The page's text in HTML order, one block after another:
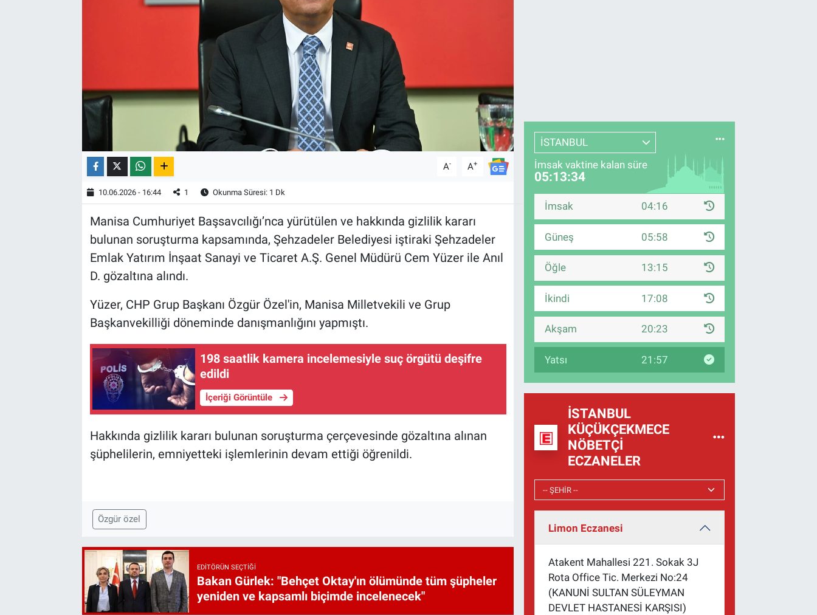
A- A+
10.06.2026 - 16:44 1 Okunma Süresi: 1 Dk
Manisa Cumhuriyet Başsavcılığı’nca yürütülen ve hakkında gizlilik kararı
bulunan soruşturma kapsamında, Şehzadeler Belediyesi iştiraki Şehzadeler
Emlak Yatırım İnşaat Sanayi ve Ticaret A.Ş. Genel Müdürü Cem Yüzer ile Anıl
D. gözaltına alındı.
Yüzer, CHP Grup Başkanı Özgür Özel'in, Manisa Milletvekili ve Grup
Başkanvekilliği döneminde danışmanlığını yapmıştı.
198 saatlik kamera incelemesiyle suç örgütü deşifre
edildi
İçeriği Görüntüle
Hakkında gizlilik kararı bulunan soruşturma çerçevesinde gözaltına alınan
şüphelilerin, emniyetteki işlemlerinin devam ettiği öğrenildi.
Özgür özel
EDITÖRÜN SEÇTIĞI
Bakan Gürlek: "Behçet Oktay'ın ölümünde tüm şüpheler
yeniden ve kapsamlı biçimde incelenecek"
İSTANBUL
İmsak vaktine kalan süre
05:13:33
İmsak 04:16
Güneş 05:58
Öğle 13:15
İkindi 17:08
Akşam 20:23
Yatsı 21:57
İSTANBUL
KÜÇÜKÇEKMECE
NÖBETÇI
ECZANELER
Limon Eczanesi
Atakent Mahallesi 221. Sokak 3J
Rota Office Tic. Merkezi No:24
(KANUNİ SULTAN SÜLEYMAN
DEVLET HASTANESİ KARŞISI)